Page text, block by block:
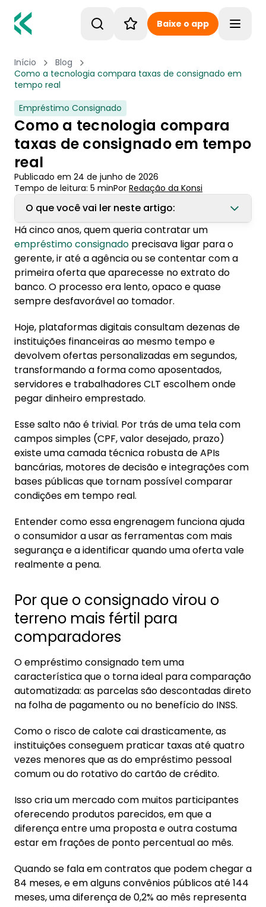
Baixe o app
Início
Blog
Como a tecnologia compara taxas de consignado em
tempo real
Empréstimo Consignado
Como a tecnologia compara
taxas de consignado em tempo
real
Publicado em 24 de junho de 2026
Tempo de leitura: 5 minPor Redação da Konsi
O que você vai ler neste artigo:
1. Por que o consignado virou o terreno mais
fértil para comparadores
2. O que acontece quando você simula em um
marketplace
custa caro
4. De onde vêm os dados que alimentam os
comparadores
5. Portabilidade: o recurso esquecido
7. O que olhar antes de fechar o contrato
Há cinco anos, quem queria contratar um
empréstimo consignado precisava ligar para o
gerente, ir até a agência ou se contentar com a
primeira oferta que aparecesse no extrato do
banco. O processo era lento, opaco e quase
sempre desfavorável ao tomador.
Hoje, plataformas digitais consultam dezenas de
instituições financeiras ao mesmo tempo e
devolvem ofertas personalizadas em segundos,
transformando a forma como aposentados,
servidores e trabalhadores CLT escolhem onde
pegar dinheiro emprestado.
Esse salto não é trivial. Por trás de uma tela com
campos simples (CPF, valor desejado, prazo)
existe uma camada técnica robusta de APIs
bancárias, motores de decisão e integrações com
bases públicas que tornam possível comparar
condições em tempo real.
Entender como essa engrenagem funciona ajuda
o consumidor a usar as ferramentas com mais
segurança e a identificar quando uma oferta vale
realmente a pena.
Por que o consignado virou o
terreno mais fértil para
comparadores
O empréstimo consignado tem uma
característica que o torna ideal para comparação
automatizada: as parcelas são descontadas direto
na folha de pagamento ou no benefício do INSS.
Como o risco de calote cai drasticamente, as
instituições conseguem praticar taxas até quatro
vezes menores que as do empréstimo pessoal
comum ou do rotativo do cartão de crédito.
Isso cria um mercado com muitos participantes
oferecendo produtos parecidos, em que a
diferença entre uma proposta e outra costuma
estar em frações de ponto percentual ao mês.
Quando se fala em contratos que podem chegar a
84 meses, e em alguns convênios públicos até 144
meses, uma diferença de 0,2% ao mês representa